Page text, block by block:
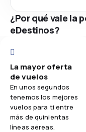
¿Por qué vale la
eDestinos?
La mayor oferta
de vuelos
En unos segundos
tenemos los mejores
vuelos para ti entre
más de quinientas
líneas aéreas.